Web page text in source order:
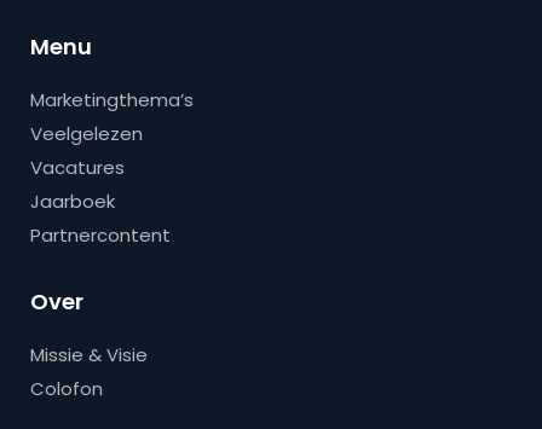
Menu
Marketingthema’s
Veelgelezen
Vacatures
Jaarboek
Partnercontent
Over
Missie & Visie
Colofon